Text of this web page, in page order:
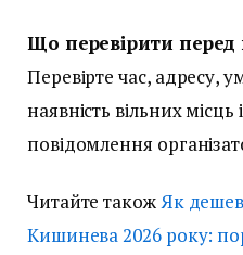
Що перевірити перед
Перевірте час, адресу,
наявність вільних місць
повідомлення
Читайте такожЯк
Кишинева 2026 року: